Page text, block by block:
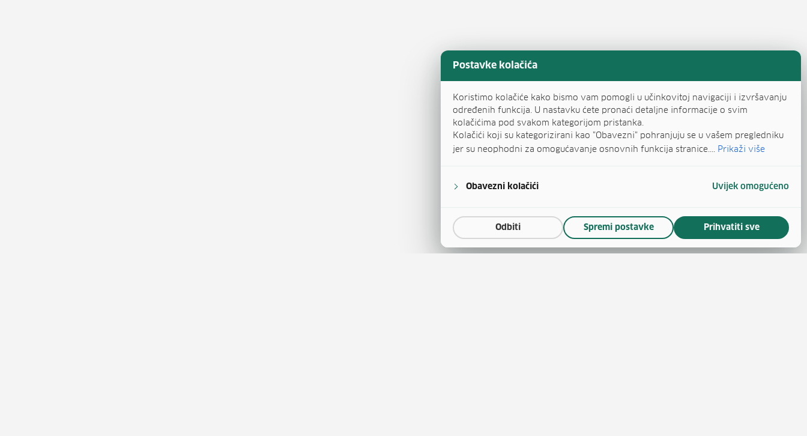
Postavke kolačića
Koristimo kolačiće kako bismo vam pomogli u učinkovitoj navigaciji i izvršavanju
određenih funkcija. U nastavku ćete pronaći detaljne informacije o svim
kolačićima pod svakom kategorijom pristanka.
Kolačići koji su kategorizirani kao "Obavezni" pohranjuju se u vašem pregledniku
jer su neophodni za omogućavanje osnovnih funkcija stranice.... Prikaži više
Obavezni kolačići Uvijek omogućeno
Odbiti Spremi postavke Prihvatiti sve